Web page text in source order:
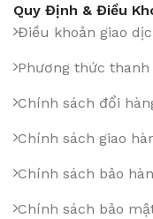
Quy Định & Điều
Điều khoản giao
Phương thức thanh
Chính sách đổi
Chính sách giao
Chính sách bảo
Chính sách bảo